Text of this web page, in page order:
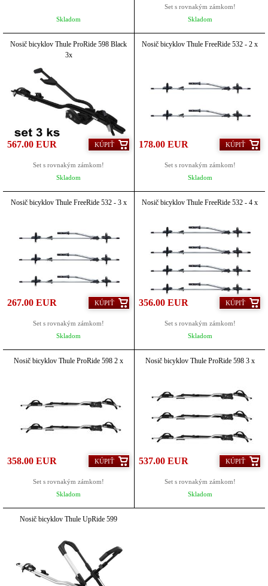
Skladom
Set s rovnakým zámkom!
Skladom
Nosič bicyklov Thule ProRide 598 Black
3x
567.00 EUR KÚPIŤ
Set s rovnakým zámkom!
Skladom
Nosič bicyklov Thule FreeRide 532 - 2 x
178.00 EUR KÚPIŤ
Set s rovnakým zámkom!
Skladom
Nosič bicyklov Thule FreeRide 532 - 3 x
267.00 EUR KÚPIŤ
Set s rovnakým zámkom!
Skladom
Nosič bicyklov Thule FreeRide 532 - 4 x
356.00 EUR KÚPIŤ
Set s rovnakým zámkom!
Skladom
Nosič bicyklov Thule ProRide 598 2 x
358.00 EUR KÚPIŤ
Set s rovnakým zámkom!
Skladom
Nosič bicyklov Thule ProRide 598 3 x
537.00 EUR KÚPIŤ
Set s rovnakým zámkom!
Skladom
Nosič bicyklov Thule UpRide 599